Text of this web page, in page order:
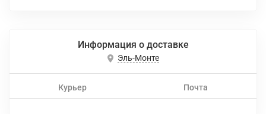
Информация о доставке
Эль-Монте
Курьер Почта